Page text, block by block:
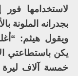
لاستخدامها فور
بجدرانه الملونة
ويقول هيثم:
يكن باستطاعتي
خمسة آلاف ليرة